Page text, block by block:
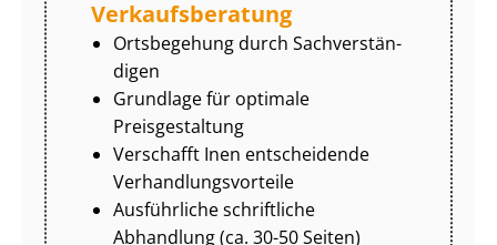
Ver­kaufs­be­ra­tung
Ortsbegehung durch Sach­ver­stän­
di­gen
Grundlage für optimale
Preisgestaltung
Verschafft Inen entscheidende
Ver­hand­lungs­vor­tei­le
Ausführliche schriftliche
Abhandlung (ca. 30-50 Seiten)